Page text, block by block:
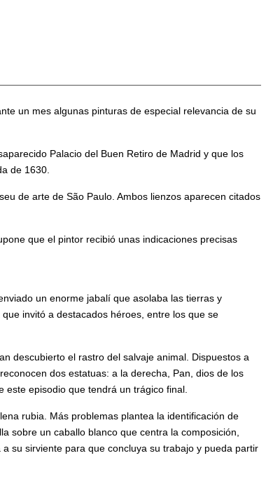
un mes algunas pinturas de especial relevancia de su
Palacio del Buen Retiro de Madrid y que los
de 1630.
de arte de São Paulo. Ambos lienzos aparecen citados
que el pintor recibió unas indicaciones precisas
un enorme jabalí que asolaba las tierras y
invitó a destacados héroes, entre los que se
descubierto el rastro del salvaje animal. Dispuestos a
dos estatuas: a la derecha, Pan, dios de los
episodio que tendrá un trágico final.
rubia. Más problemas plantea la identificación de
sobre un caballo blanco que centra la composición,
su sirviente para que concluya su trabajo y pueda partir